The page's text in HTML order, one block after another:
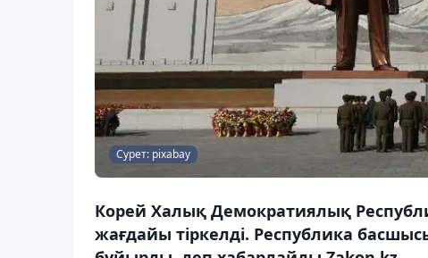
Сурет: pixabay
Корей Халық Демократиялық
жағдайы тіркелді. Республика